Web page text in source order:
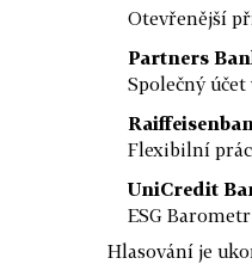
Otevřenější
Partners
Společný účet
Flexibilní
UniCredit
ESG Barometr
Hlasování je